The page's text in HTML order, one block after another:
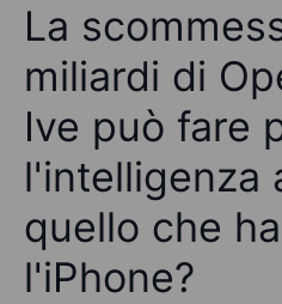
La
miliardi di
Ive può fare
l'intelligenza
quello che
l'iPhone?